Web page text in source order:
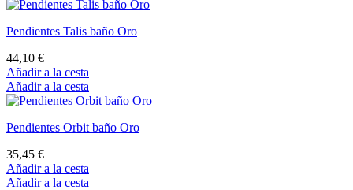
Pendientes Talis baño Oro
44,10 €
Añadir a la cesta
Añadir a la cesta
Pendientes Orbit baño Oro
35,45 €
Añadir a la cesta
Añadir a la cesta